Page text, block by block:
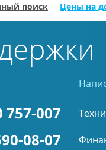
поиск Цены на
757-007
08-07